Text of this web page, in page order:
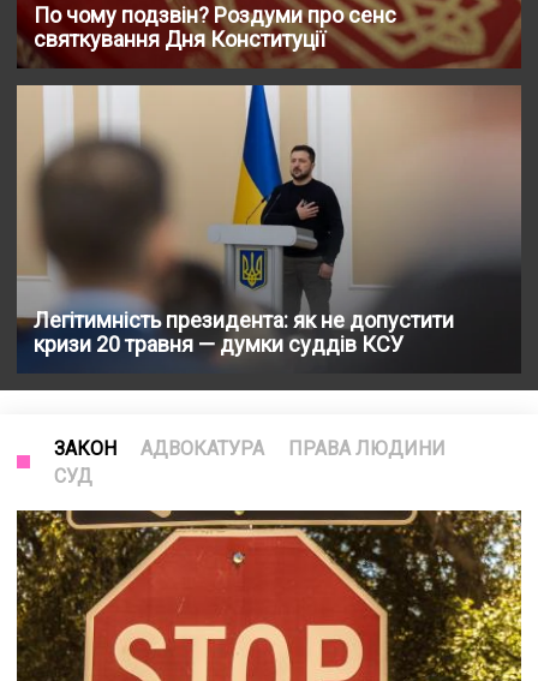
По чому подзвін? Роздуми про сенс
святкування Дня Конституції
Легітимність президента: як не допустити
кризи 20 травня — думки суддів КСУ
ЗАКОН АДВОКАТУРА
ПРАВА ЛЮДИНИ
СУД